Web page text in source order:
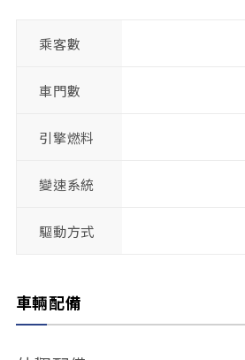
乘客數
車門數
引擎燃料
變速系統
驅動方式
車輛配備